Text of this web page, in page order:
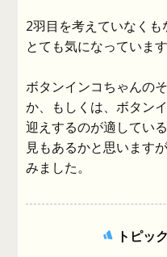
2羽目を考えていなくも
とても気になっています
ボタンインコちゃんの
か、もしくは、ボタン
迎えするのが適してい
見もあるかと思います
みました。
トピッ